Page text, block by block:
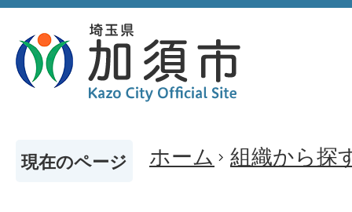
現在のページ ホーム 組織から探